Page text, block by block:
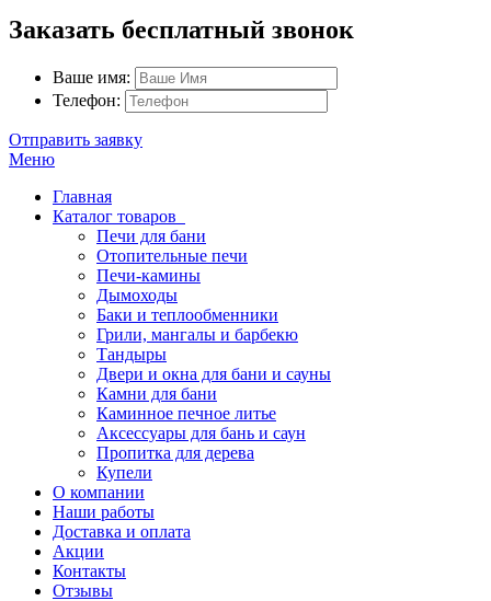
Заказать бесплатный звонок
Ваше имя:
Телефон:
Отправить заявку
Меню
Главная
Каталог товаров
Печи для бани
Отопительные печи
Печи-камины
Дымоходы
Баки и теплообменники
Грили, мангалы и барбекю
Тандыры
Двери и окна для бани и сауны
Камни для бани
Каминное печное литье
Аксессуары для бань и саун
Пропитка для дерева
Купели
О компании
Наши работы
Доставка и оплата
Акции
Контакты
Отзывы